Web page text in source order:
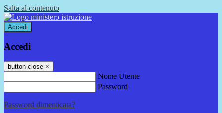
Salta al contenuto
Accedi
Accedi
button close ×
Nome Utente
Password
Password dimenticata?